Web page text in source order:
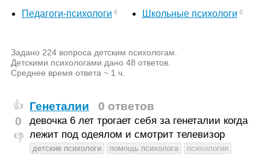
Педагоги-психологи 6 Школьные психологи 6
Задано 224 вопроса детским психологам.
Детскими психологами дано 48 ответов.
Среднее время ответа ~ 1 ч.
👍
0
👎
Генеталии 0 ответов
девочка 6 лет трогает себя за генеталии когда
лежит под одеялом и смотрит телевизор
детские психологи помощь психолога
психология